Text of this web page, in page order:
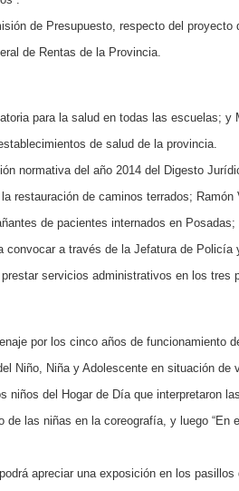
de Presupuesto, respecto del proyecto
de Rentas de la Provincia.
para la salud en todas las escuelas; y
de salud de la provincia.
normativa del año 2014 del Digesto
restauración de caminos terrados; Ramón
de pacientes internados en
a través de la Jefatura de Policía
servicios administrativos en los tres
por los cinco años de funcionamiento
Niño, Niña y Adolescente en situación de
del Hogar de Día que interpretaron
de las niñas en la coreografía, y luego “En
apreciar una exposición en los pasillos